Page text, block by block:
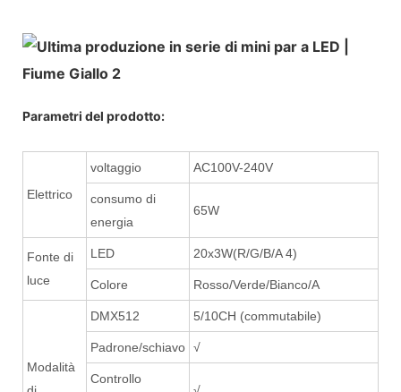
Parametri del prodotto:
Elettrico
voltaggio AC100V-240V
consumo di
energia
65W
Fonte di
luce
LED 20x3W(R/G/B/A 4)
Colore Rosso/Verde/Bianco/A
Modalità
DMX512 5/10CH (commutabile)
Padrone/schiavo √
Controllo